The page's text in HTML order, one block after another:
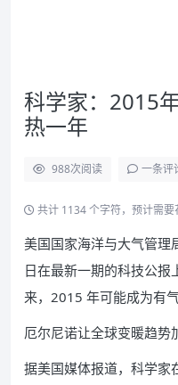
科学家：2015
热一年
988次阅读 一条评
共计 1134 个字符，预计需要
美国国家海洋与大气管理
日在最新一期的科技公报
来，2015 年可能成为有
厄尔尼诺让全球变暖趋势
据美国媒体报道，科学家